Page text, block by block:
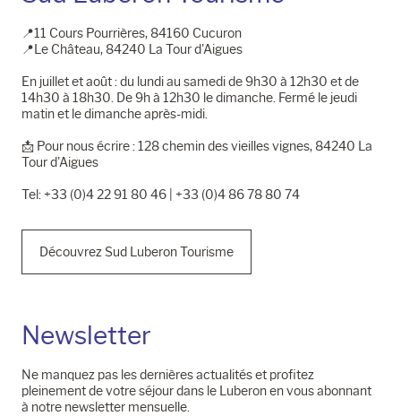
📍11 Cours Pourrières, 84160 Cucuron
📍Le Château, 84240 La Tour d'Aigues
En juillet et août : du lundi au samedi de 9h30 à 12h30 et de
14h30 à 18h30. De 9h à 12h30 le dimanche. Fermé le jeudi
matin et le dimanche après-midi.
📩​ Pour nous écrire : 128 chemin des vieilles vignes, 84240 La
Tour d'Aigues
Tel: +33 (0)4 22 91 80 46 | +33 (0)4 86 78 80 74
Découvrez Sud Luberon Tourisme
Newsletter
Ne manquez pas les dernières actualités et profitez
pleinement de votre séjour dans le Luberon en vous abonnant
à notre newsletter mensuelle.